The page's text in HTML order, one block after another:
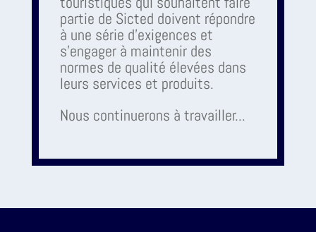
partie de Sicted doivent répondre
à une série d'exigences et
s'engager à maintenir des
normes de qualité élevées dans
leurs services et produits.
Nous continuerons à travailler...